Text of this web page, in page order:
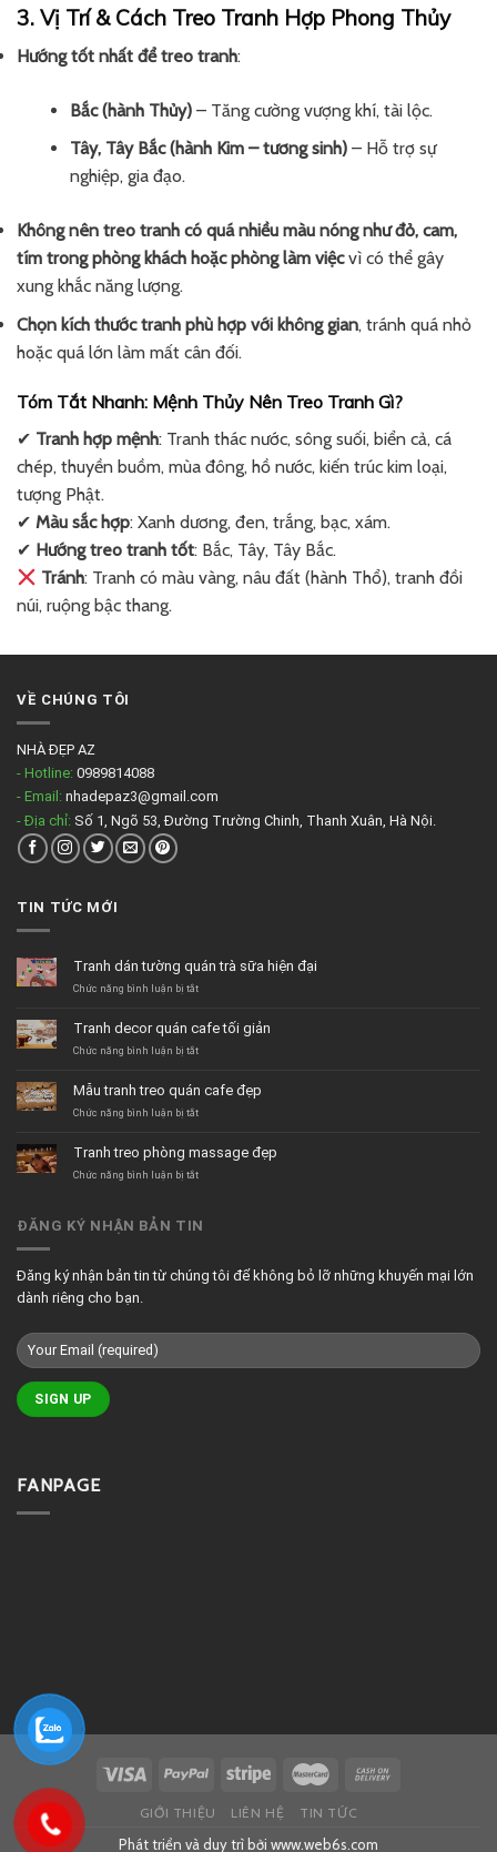
3. Vị Trí & Cách Treo Tranh Hợp Phong Thủy
Hướng tốt nhất để treo tranh:
Bắc (hành Thủy) – Tăng cường vượng khí, tài lộc.
Tây, Tây Bắc (hành Kim – tương sinh) – Hỗ trợ sự
nghiệp, gia đạo.
Không nên treo tranh có quá nhiều màu nóng như đỏ, cam,
tím trong phòng khách hoặc phòng làm việcvì có thể gây
xung khắc năng lượng.
Chọn kích thước tranh phù hợp với không gian, tránh quá nhỏ
hoặc quá lớn làm mất cân đối.
Tóm Tắt Nhanh: Mệnh Thủy Nên Treo Tranh Gì?
✔ Tranh hợp mệnh: Tranh thác nước, sông suối, biển cả, cá
chép, thuyền buồm, mùa đông, hồ nước, kiến trúc kim loại,
tượng Phật.
✔ Màu sắc hợp: Xanh dương, đen, trắng, bạc, xám.
✔ Hướng treo tranh tốt: Bắc, Tây, Tây Bắc.
Tránh: Tranh có màu vàng, nâu đất (hành Thổ), tranh đồi
núi, ruộng bậc thang.
VỀ CHÚNG TÔI
NHÀ ĐẸP AZ
- Hotline: 0989814088
- Email: nhadepaz3@gmail.com
- Địa chỉ: Số 1, Ngõ 53, Đường Trường Chinh, Thanh Xuân, Hà Nội.
TIN TỨC MỚI
Tranh dán tường quán trà sữa hiện đại
Chức năng bình luận bị tắtở
tường
quán
hiện
đại
Tranh decor quán cafe tối giản
Chức năng bình luận bị tắtở
quán
cafe
Mẫu tranh treo quán cafe đẹp
Chức năng bình luận bị tắtở
treo
quán
Tranh treo phòng massage đẹp
Chức năng bình luận bị tắtở
phòng
ĐĂNG KÝ NHẬN BẢN TIN
Đăng ký nhận bản tin từ chúng tôi để không bỏ lỡ những khuyến mại lớn
dành riêng cho bạn.
FANPAGE
GIỚI THIỆU LIÊN HỆ TIN TỨC
Phát triển và duy trì bởi www.web6s.com